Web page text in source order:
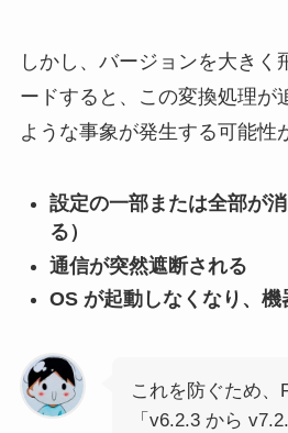
しかし、バージョンを大きく
ードすると、この変換処理が
ような事象が発生する可能性
設定の一部または全部が
る）
通信が突然遮断される
OS が起動しなくなり、
これを防ぐため、
「v6.2.3 から